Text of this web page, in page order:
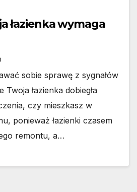
łazienka wymaga
sobie sprawę z sygnałów
łazienka dobiegła
czy mieszkasz w
ponieważ łazienki czasem
remontu, a…